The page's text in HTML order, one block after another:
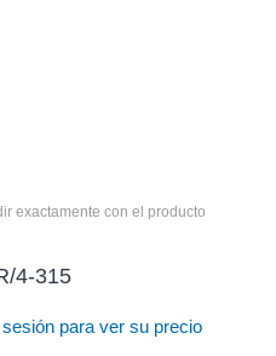
exactamente con el producto
4-315
para ver su precio